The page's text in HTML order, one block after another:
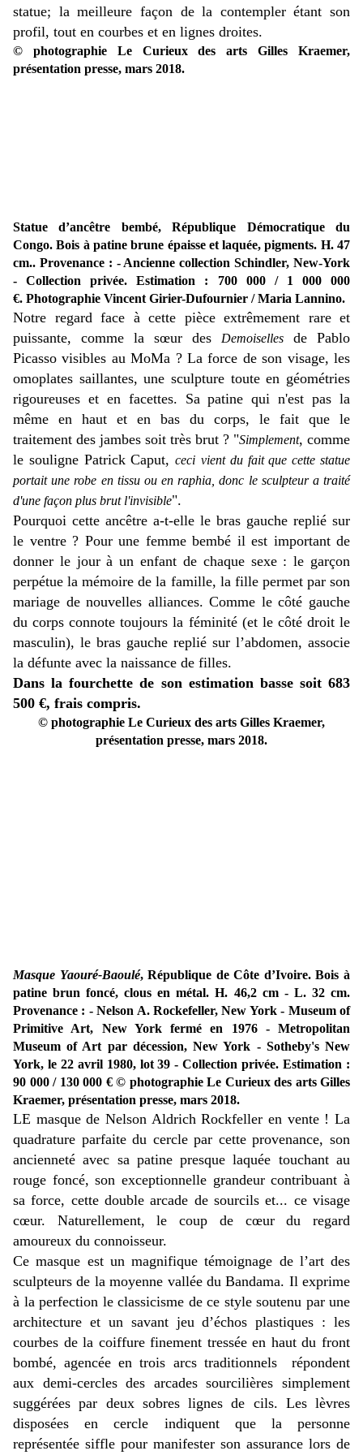
statue; la meilleure façon de la contempler étant son
profil, tout en courbes et en lignes droites.
© photographie Le Curieux des arts Gilles Kraemer,
présentation presse, mars 2018.
Statue d’ancêtre bembé, République Démocratique du
Congo. Bois à patine brune épaisse et laquée, pigments. H. 47
cm.. Provenance : - Ancienne collection Schindler, New-York
- Collection privée. Estimation : 700 000 / 1 000 000
€. Photographie Vincent Girier-Dufournier / Maria Lannino.
Notre regard face à cette pièce extrêmement rare et
puissante, comme la sœur des
Demoiselles de Pablo
Picasso visibles au MoMa ? La force de son visage, les
omoplates saillantes, une sculpture toute en géométries
rigoureuses et en facettes. Sa patine qui n'est pas la
même en haut et en bas du corps, le fait que le
traitement des jambes soit très brut ? "Simplement, comme
le souligne Patrick Caput,ceci vient du fait que cette statue
portait une robe en tissu ou en raphia, donc le sculpteur a traité
d'une façon plus brut l'invisible".
Pourquoi cette ancêtre a-t-elle le bras gauche replié sur
le ventre ? Pour une femme bembé il est important de
donner le jour à un enfant de chaque sexe : le garçon
perpétue la mémoire de la famille, la fille permet par son
mariage de nouvelles alliances. Comme le côté gauche
du corps connote toujours la féminité (et le côté droit le
masculin), le bras gauche replié sur l’abdomen, associe
la défunte avec la naissance de filles.
Dans la fourchette de son estimation basse soit 683
500 €, frais compris.
© photographie Le Curieux des arts Gilles Kraemer,
présentation presse, mars 2018.
Masque Yaouré-Baoulé, République de Côte d’Ivoire. Bois à
patine brun foncé, clous en métal. H. 46,2 cm - L. 32 cm.
Provenance : - Nelson A. Rockefeller, New York - Museum of
Primitive Art, New York fermé en 1976 - Metropolitan
Museum of Art par décession, New York - Sotheby's New
York, le 22 avril 1980, lot 39 - Collection privée. Estimation :
90 000 / 130 000 € © photographie Le Curieux des arts Gilles
Kraemer, présentation presse, mars 2018.
LE masque de Nelson Aldrich Rockfeller en vente ! La
quadrature parfaite du cercle par cette provenance, son
ancienneté avec sa patine presque laquée touchant au
rouge foncé, son exceptionnelle grandeur contribuant à
sa force, cette double arcade de sourcils et... ce visage
cœur. Naturellement, le coup de cœur du regard
amoureux du connoisseur.
Ce masque est un magnifique témoignage de l’art des
sculpteurs de la moyenne vallée du Bandama. Il exprime
à la perfection le classicisme de ce style soutenu par une
architecture et un savant jeu d’échos plastiques : les
courbes de la coiffure finement tressée en haut du front
bombé, agencée en trois arcs traditionnels répondent
aux demi-cercles des arcades sourcilières simplement
suggérées par deux sobres lignes de cils. Les lèvres
disposées en cercle indiquent que la personne
représentée siffle pour manifester son assurance lors de